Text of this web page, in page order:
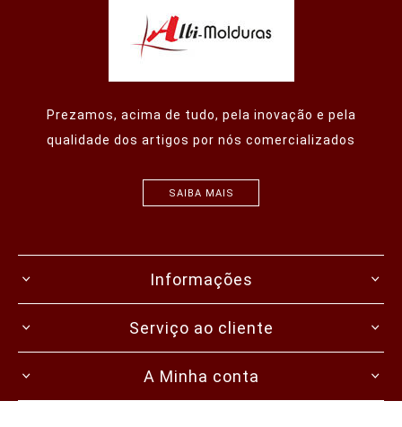
Prezamos, acima de tudo, pela inovação e pela
qualidade dos artigos por nós comercializados
SAIBA MAIS
Informações
Serviço ao cliente
A Minha conta